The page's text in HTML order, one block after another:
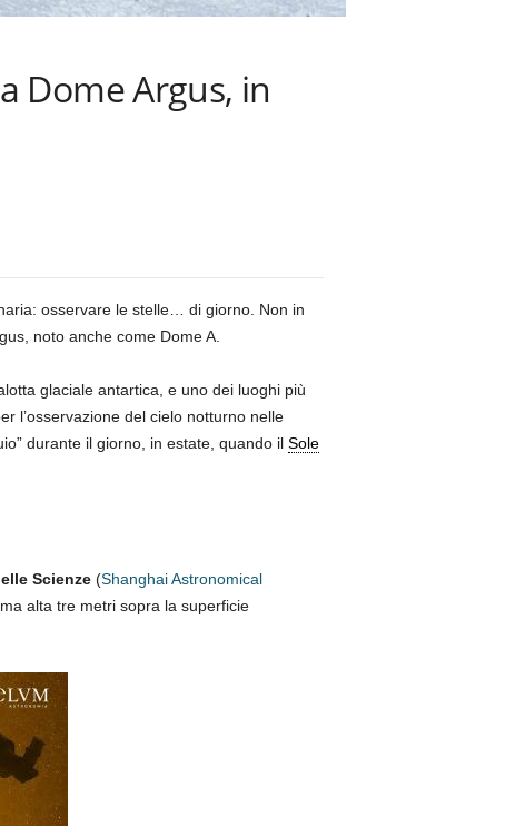
Dome Argus, in
osservare le stelle… di giorno. Non in
noto anche come Dome A.
glaciale antartica, e uno dei luoghi più
l’osservazione del cielo notturno nelle
durante il giorno, in estate, quando il Sole
Scienze(Shanghai Astronomical
alta tre metri sopra la superficie